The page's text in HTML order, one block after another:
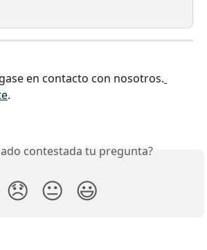
en contacto con nosotros.
.
contestada tu pregunta?
😞 😐 😃